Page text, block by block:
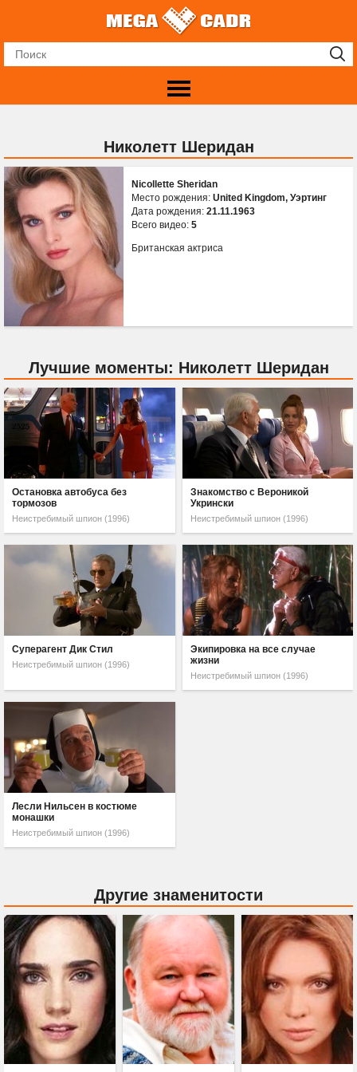
Николетт Шеридан
Nicollette Sheridan
Место рождения: United Kingdom, Уэртинг
Дата рождения: 21.11.1963
Всего видео: 5
Британская актриса
Лучшие моменты: Николетт Шеридан
Остановка автобуса без
тормозов
Неистребимый шпион (1996)
Знакомство с Вероникой
Укрински
Неистребимый шпион (1996)
Суперагент Дик Стил
Неистребимый шпион (1996)
Экипировка на все случае
жизни
Неистребимый шпион (1996)
Лесли Нильсен в костюме
монашки
Неистребимый шпион (1996)
Другие знаменитости